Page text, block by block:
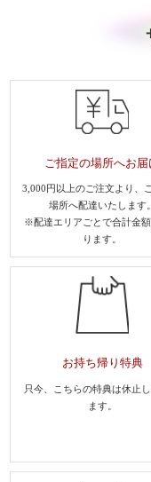
ご指定の場所へお届
3,000円以上のご注文より、
場所へ配達いたします。
※配達エリアごとで合計金
ります。
お持ち帰り特典
只今、こちらの特典は休止
ます。